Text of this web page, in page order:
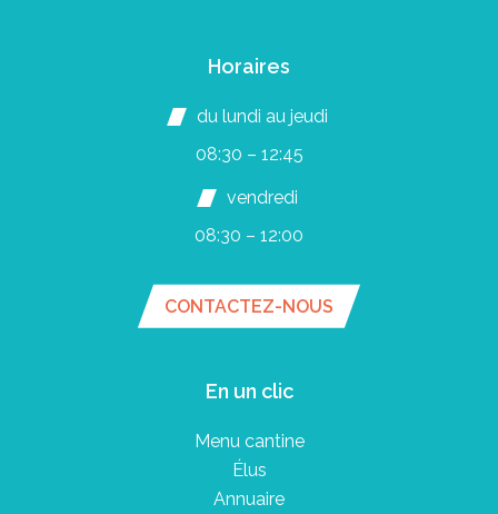
Horaires
du lundi au jeudi
08:30 – 12:45
vendredi
08:30 – 12:00
CONTACTEZ-NOUS
En un clic
Menu cantine
Élus
Annuaire